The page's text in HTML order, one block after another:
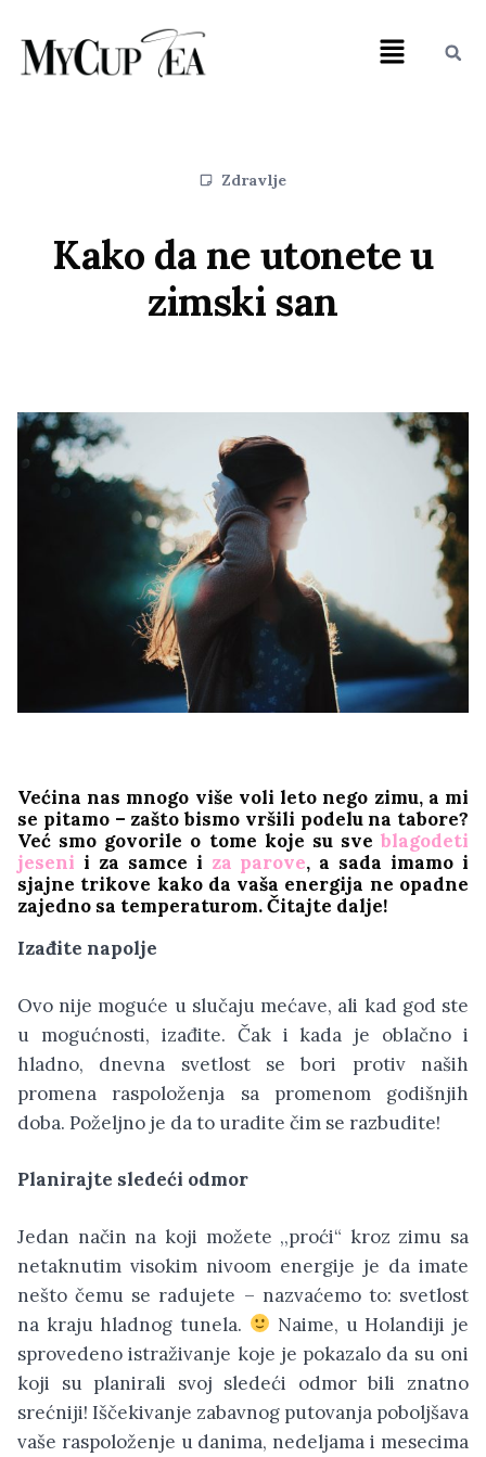
Zdravlje
Kako da ne utonete u
zimski san
Većina nas mnogo više voli leto nego zimu, a mi
se pitamo – zašto bismo vršili podelu na tabore?
Već smo govorile o tome koje su sve blagodeti
jeseni i za samce i za parove, a sada imamo i
sjajne trikove kako da vaša energija ne opadne
zajedno sa temperaturom. Čitajte dalje!
Izađite napolje
Ovo nije moguće u slučaju mećave, ali kad god ste
u mogućnosti, izađite. Čak i kada je oblačno i
hladno, dnevna svetlost se bori protiv naših
promena raspoloženja sa promenom godišnjih
doba. Poželjno je da to uradite čim se razbudite!
Planirajte sledeći odmor
Jedan način na koji možete ,,proći“ kroz zimu sa
netaknutim visokim nivoom energije je da imate
nešto čemu se radujete – nazvaćemo to: svetlost
na kraju hladnog tunela.
Naime, u Holandiji je
sprovedeno istraživanje koje je pokazalo da su oni
koji su planirali svoj sledeći odmor bili znatno
srećniji! Iščekivanje zabavnog putovanja poboljšava
vaše raspoloženje u danima, nedeljama i mesecima